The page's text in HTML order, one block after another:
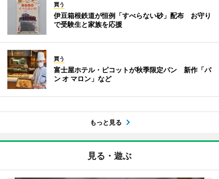
買う
伊豆箱根鉄道が恒例「すべらない砂」配布 お守り
で受験生と家族を応援
買う
富士屋ホテル・ピコットが秋季限定パン 新作「パ
ン オ マロン」など
もっと見る
見る・遊ぶ